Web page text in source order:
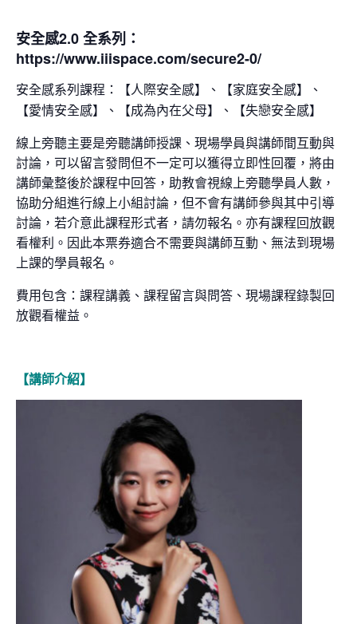
安全感2.0 全系列：
https://www.iiispace.com/secure2-0/
安全感系列課程：
【人際安全感】、【家庭安全感】、
【愛情安全感】、【成為內在父母】、【失戀安全感】
線上旁聽主要是旁聽講師授課、現場學員與講師間互動與
討論，可以留言發問但不一定可以獲得立即性回覆，將由
講師彙整後於課程中回答，助教會視線上旁聽學員人數，
協助分組進行線上小組討論，但不會有講師參與其中引導
討論，若介意此課程形式者，請勿報名。亦有課程回放觀
看權利。因此本票券適合不需要與講師互動、無法到現場
上課的學員報名。
費用包含：課程講義、課程留言與問答、現場課程錄製回
放觀看權益。
【講師介紹】